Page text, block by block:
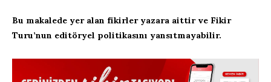
Bu makalede yer alan fikirler yazara aittir ve Fikir
Turu’nun editöryel politikasını yansıtmayabilir.